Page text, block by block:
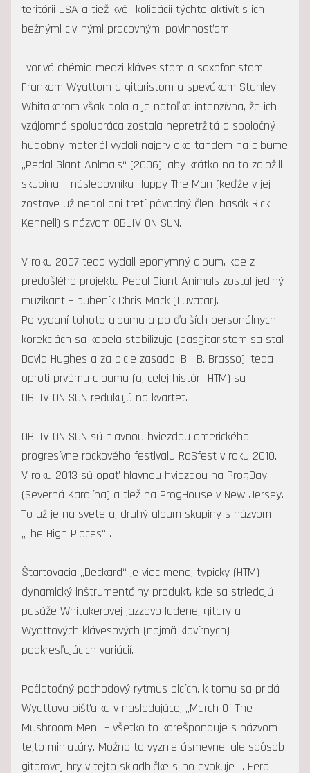
teritórii USA a tiež kvôli kolidácii týchto aktivít s ich
bežnými civilnými pracovnými povinnosťami.
Tvorivá chémia medzi klávesistom a saxofonistom
Frankom Wyattom a gitaristom a spevákom Stanley
Whitakerom však bola a je natoľko intenzívna, že ich
vzájomná spolupráca zostala nepretržitá a spoločný
hudobný materiál vydali najprv ako tandem na albume
„Pedal Giant Animals“ (2006), aby krátko na to založili
skupinu – následovníka Happy The Man (keďže v jej
zostave už nebol ani tretí pôvodný člen, basák Rick
Kennell) s názvom OBLIVION SUN.
V roku 2007 teda vydali eponymný album, kde z
predošlého projektu Pedal Giant Animals zostal jediný
muzikant – bubeník Chris Mack (Iluvatar).
Po vydaní tohoto albumu a po ďalších personálnych
korekciách sa kapela stabilizuje (basgitaristom sa stal
David Hughes a za bicie zasadol Bill B. Brasso), teda
oproti prvému albumu (aj celej histórii HTM) sa
OBLIVION SUN redukujú na kvartet.
OBLIVION SUN sú hlavnou hviezdou amerického
progresívne rockového festivalu RoSfest v roku 2010.
V roku 2013 sú opäť hlavnou hviezdou na ProgDay
(Severná Karolína) a tiež na ProgHouse v New Jersey.
To už je na svete aj druhý album skupiny s názvom
„The High Places“ .
Štartovacia „Deckard“ je viac menej typicky (HTM)
dynamický inštrumentálny produkt, kde sa striedajú
pasáže Whitakerovej jazzovo ladenej gitary a
Wyattových klávesových (najmä klavírnych)
podkresľujúcich variácií.
Počiatočný pochodový rytmus bicích, k tomu sa pridá
Wyattova píšťalka v nasledujúcej „March Of The
Mushroom Men“ – všetko to korešponduje s názvom
tejto miniatúry. Možno to vyznie úsmevne, ale spôsob
gitarovej hry v tejto skladbičke silno evokuje ... Fera